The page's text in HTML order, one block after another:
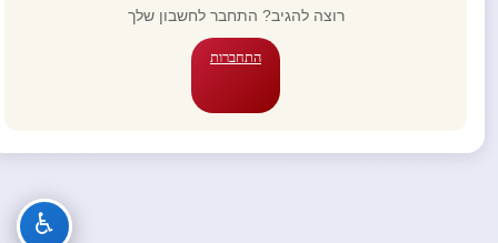
רוצה להגיב? התחבר לחשבון שלך
התחברות
♿